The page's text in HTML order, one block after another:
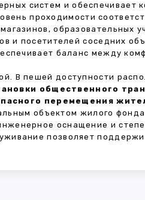
систем и обеспечивает
проходимости
образовательных
и посетителей соседних
баланс между
В пешей доступности
общественного
перемещения
объектом жилого
оснащение и
позволяет